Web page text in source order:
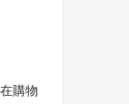
購物